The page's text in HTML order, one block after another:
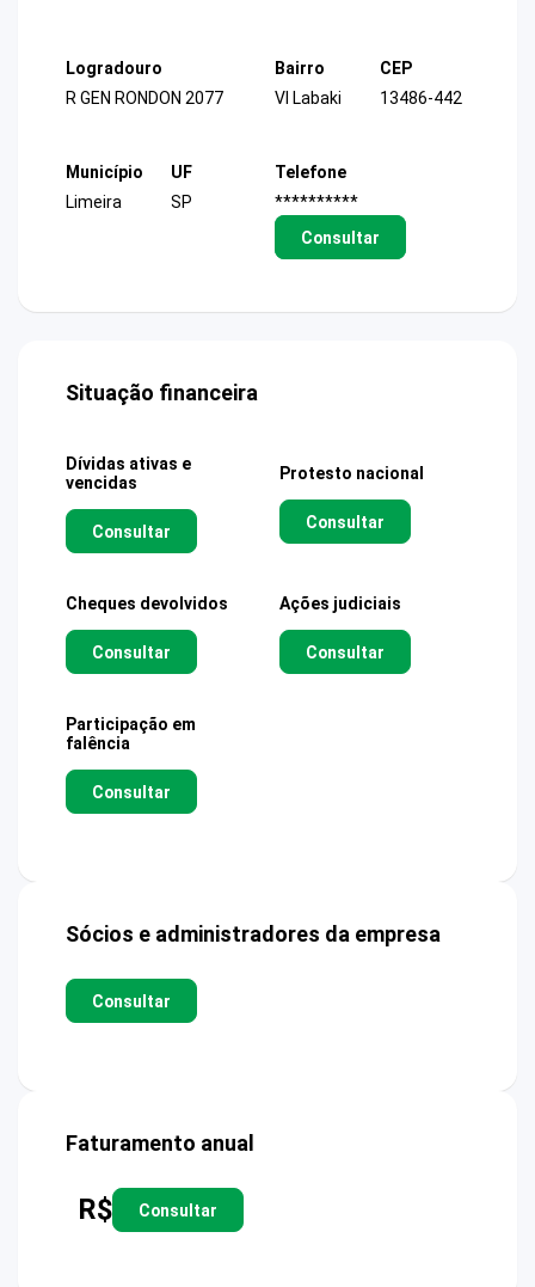
Logradouro
R GEN RONDON 2077
Bairro
Vl Labaki
CEP
13486-442
Município
Limeira
UF
SP
Telefone
**********
Consultar
Situação financeira
Dívidas ativas e
vencidas
Consultar
Protesto nacional
Consultar
Cheques devolvidos
Consultar
Ações judiciais
Consultar
Participação em
falência
Consultar
Sócios e administradores da empresa
Consultar
Faturamento anual
R$ Consultar